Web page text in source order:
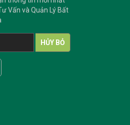
Vấn và Quản Lý Bất
HỦY BỎ